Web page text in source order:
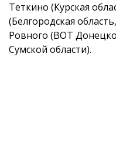
Теткино (Курская
(Белгородская
Ровного (ВОТ
Сумской области).